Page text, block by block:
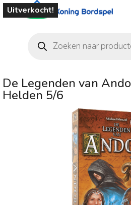
zoeken
Uitverkocht!
De Legenden van
Helden 5/6